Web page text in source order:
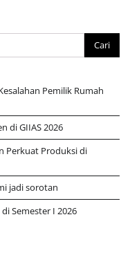
Pemilik Rumah
di GIIAS 2026
Perkuat Produksi di
jadi sorotan
Semester I 2026